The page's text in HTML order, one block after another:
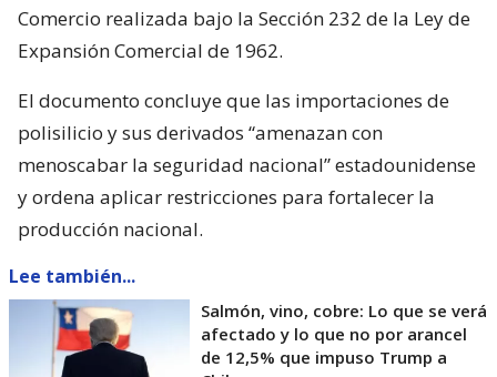
Comercio realizada bajo la Sección 232 de la Ley de
Expansión Comercial de 1962.
El documento concluye que las importaciones de
polisilicio y sus derivados “amenazan con
menoscabar la seguridad nacional” estadounidense
y ordena aplicar restricciones para fortalecer la
producción nacional.
Lee también...
Salmón, vino, cobre: Lo que se verá
afectado y lo que no por arancel
de 12,5% que impuso Trump a